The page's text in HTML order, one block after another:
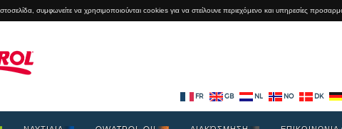
συμφωνείτε να χρησιμοποιούνται cookies για να στείλουνε περιεχόμενο και υπηρεσίες
FR GB NL NO DK